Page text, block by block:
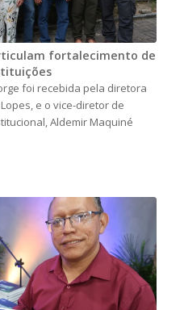
fortalecimento de
foi recebida pela diretora
e o vice-diretor de
Aldemir Maquiné